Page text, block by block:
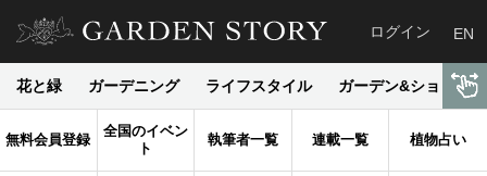
ログイン EN
花と緑 ガーデニング ライフスタイル ガーデン&ショップ
無料会員登録
全国のイベン
ト
執筆者一覧 連載一覧 植物占い